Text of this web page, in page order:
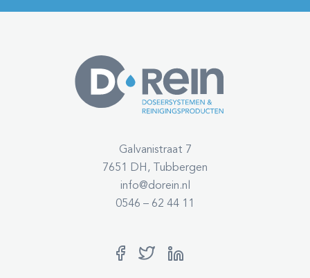
Galvanistraat 7
7651 DH, Tubbergen
info@dorein.nl
0546 – 62 44 11